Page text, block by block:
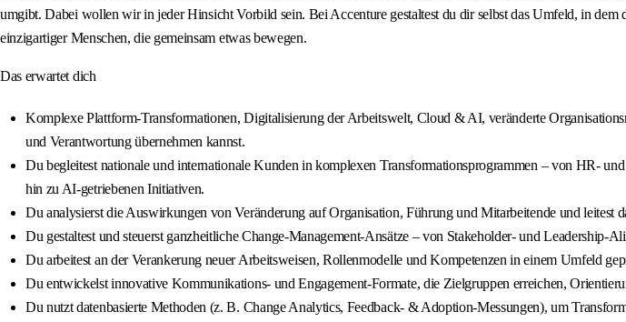
umgibt. Dabei wollen wir in jeder Hinsicht Vorbild sein. Bei Accenture gestaltest du dir selbst das Umfeld, in
einzigartiger Menschen, die gemeinsam etwas bewegen.
Das erwartet dich
Komplexe Plattform‑Transformationen, Digitalisierung der Arbeitswelt, Cloud & AI, veränderte
und Verantwortung übernehmen kannst.
Du begleitest nationale und internationale Kunden in komplexen Transformationsprogrammen – von HR‑
hin zu AI‑getriebenen Initiativen.
Du analysierst die Auswirkungen von Veränderung auf Organisation, Führung und Mitarbeitende und leitest
Du gestaltest und steuerst ganzheitliche Change‑Management‑Ansätze – von Stakeholder‑ und
Du arbeitest an der Verankerung neuer Arbeitsweisen, Rollenmodelle und Kompetenzen in einem Umfeld
Du entwickelst innovative Kommunikations‑ und Engagement‑Formate, die Zielgruppen erreichen,
Du nutzt datenbasierte Methoden (z. B. Change Analytics, Feedback‑ & Adoption‑Messungen), um